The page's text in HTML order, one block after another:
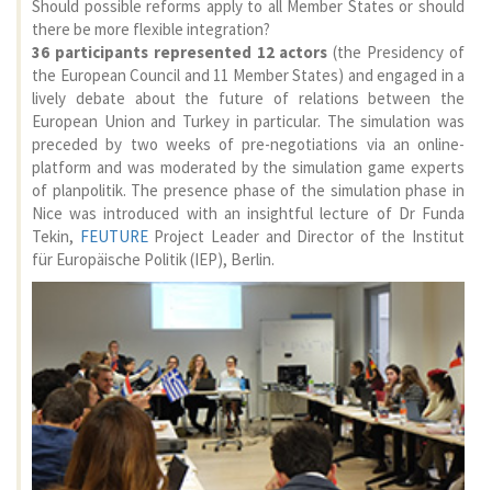
Should possible reforms apply to all Member States or should
there be more flexible integration?
36 participants represented 12 actors (the Presidency of
the European Council and 11 Member States) and engaged in a
lively debate about the future of relations between the
European Union and Turkey in particular. The simulation was
preceded by two weeks of pre-negotiations via an online-
platform and was moderated by the simulation game experts
of planpolitik. The presence phase of the simulation phase in
Nice was introduced with an insightful lecture of Dr Funda
Tekin, FEUTUREProject Leader and Director of the Institut
für Europäische Politik (IEP), Berlin.